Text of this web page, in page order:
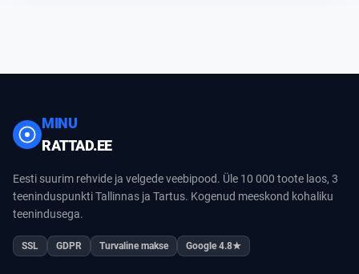
MINU
RATTAD.EE
Eesti suurim rehvide ja velgede veebipood. Üle 10 000 toote laos, 3
teeninduspunkti Tallinnas ja Tartus. Kogenud meeskond kohaliku
teenindusega.
SSL GDPR Turvaline makse Google 4.8★